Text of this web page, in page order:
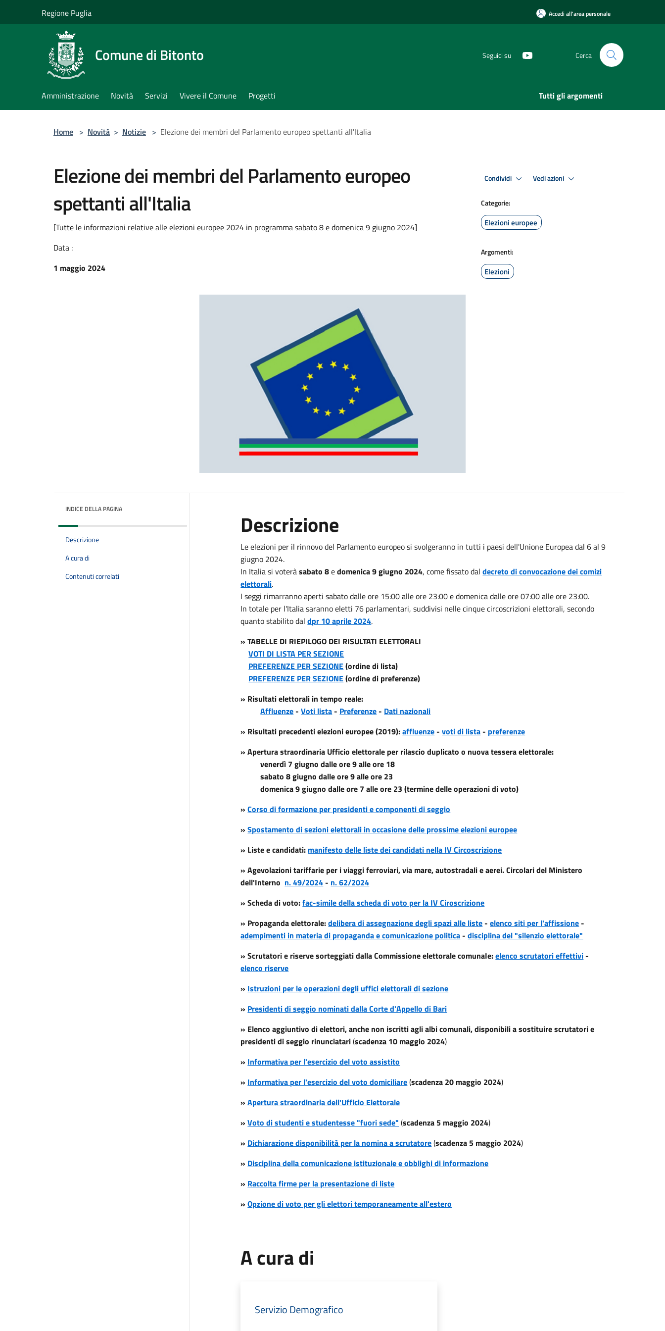
Regione Puglia Accedi all'area personale
Comune di Bitonto Seguici su Cerca
Amministrazione Novità Servizi Vivere il Comune Progetti Tutti gli argomenti
Home > Novità > Notizie > Elezione dei membri del Parlamento europeo spettanti all'Italia
Elezione dei membri del Parlamento europeo
spettanti all'Italia
[Tutte le informazioni relative alle elezioni europee 2024 in programma sabato 8 e domenica 9 giugno 2024]
Data :
1 maggio 2024
Condividi Vedi azioni
Categorie:
Elezioni europee
Argomenti:
Elezioni
INDICE DELLA PAGINA
Descrizione
A cura di
Contenuti correlati
Descrizione
Le elezioni per il rinnovo del Parlamento europeo si svolgeranno in tutti i paesi dell'Unione Europea dal 6 al 9
giugno 2024.
In Italia si voteràsabato 8edomenica 9 giugno 2024, come fissato daldecreto di convocazione dei comizi
elettorali.
I seggi rimarranno aperti sabato dalle ore 15:00 alle ore 23:00 e domenica dalle ore 07:00 alle ore 23:00.
In totale per l'Italia saranno eletti 76 parlamentari, suddivisi nelle cinque circoscrizioni elettorali, secondo
quanto stabilito daldpr 10 aprile 2024.
» TABELLE DI RIEPILOGO DEI RISULTATI ELETTORALI
VOTI DI LISTA PER SEZIONE
PREFERENZE PER SEZIONE(ordine di lista)
PREFERENZE PER SEZIONE(ordine di preferenze)
» Risultati elettorali in tempo reale:
Affluenze-Voti lista- Preferenze- Dati nazionali
» Risultati precedenti elezioni europee (2019):affluenze-voti di lista- preferenze
» Apertura straordinaria Ufficio elettorale per rilascio duplicato o nuova tessera elettorale:
venerdì 7 giugno dalle ore 9 alle ore 18
sabato 8 giugno dalle ore 9 alle ore 23
domenica 9 giugno dalle ore 7 alle ore 23 (termine delle operazioni di voto)
»Corso di formazione per presidenti e componenti di seggio
»Spostamento di sezioni elettorali in occasione delle prossime elezioni europee
» Liste e candidati: manifesto delle liste dei candidati nella IV Circoscrizione
» Agevolazioni tariffarie per i viaggi ferroviari, via mare, autostradali e aerei. Circolari del Ministero
dell'Interno n. 49/2024- n. 62/2024
» Scheda di voto:fac-simile della scheda di voto per la IV Ciroscrizione
» Propaganda elettorale:delibera di assegnazione degli spazi alle liste-elenco siti per l'affissione-
adempimenti in materia di propaganda e comunicazione politica-disciplina del "silenzio elettorale"
» Scrutatori e riserve sorteggiati dalla Commissione elettorale comunaIe:elenco scrutatori effettivi-
elenco riserve
» Istruzioni per le operazioni degli uffici elettorali di sezione
» Presidenti di seggio nominati dalla Corte d'Appello di Bari
» Elenco aggiuntivo di elettori, anche non iscritti agli albi comunali, disponibili a sostituire scrutatori e
presidenti di seggio rinunciatari(scadenza 10 maggio 2024)
» Informativa per l'esercizio del voto assistito
» Informativa per l'esercizio del voto domiciliare(scadenza 20 maggio 2024)
» Apertura straordinaria dell'Ufficio Elettorale
» Voto di studenti e studentesse "fuori sede" (scadenza 5 maggio 2024)
» Dichiarazione disponibilità per la nomina a scrutatore(scadenza 5 maggio 2024)
» Disciplina della comunicazione istituzionale e obblighi di informazione
» Raccolta firme per la presentazione di liste
» Opzione di voto per gli elettori temporaneamente all'estero
A cura di
Servizio Demografico